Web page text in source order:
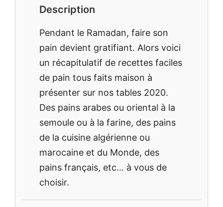
Description
Pendant le Ramadan, faire son
pain devient gratifiant. Alors voici
un récapitulatif de recettes faciles
de pain tous faits maison à
présenter sur nos tables 2020.
Des pains arabes ou oriental à la
semoule ou à la farine, des pains
de la cuisine algérienne ou
marocaine et du Monde, des
pains français, etc… à vous de
choisir.